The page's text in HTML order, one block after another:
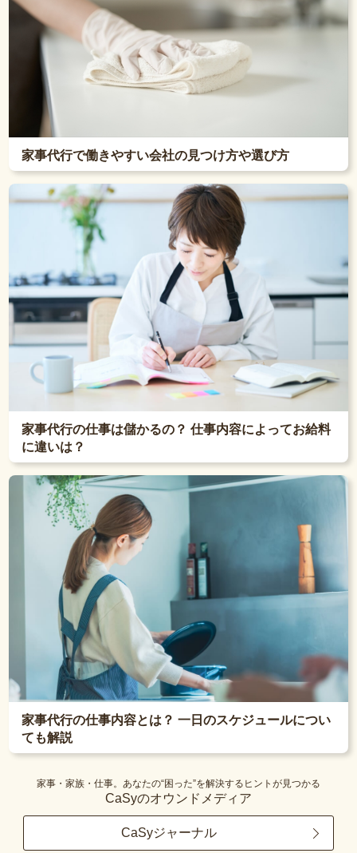
家事代行で働きやすい会社の見つけ方や選び方
家事代行の仕事は儲かるの？ 仕事内容によってお給料
に違いは？
家事代行の仕事内容とは？ 一日のスケジュールについ
ても解説
家事・家族・仕事。あなたの“困った”を解決するヒントが見つかる
CaSyのオウンドメディア
CaSyジャーナル